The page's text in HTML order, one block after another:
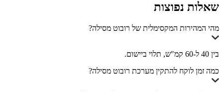
שאלות נפוצות
מהי המהירות המקסימלית של רובוט מסילה?
בין 40 ל-60 קמ"ש, תלוי ביישום.
כמה זמן לוקח להתקין מערכת רובוט מסילה?